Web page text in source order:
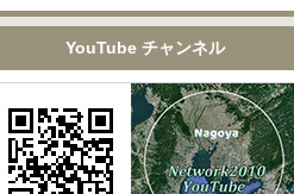
YouTube チャンネル